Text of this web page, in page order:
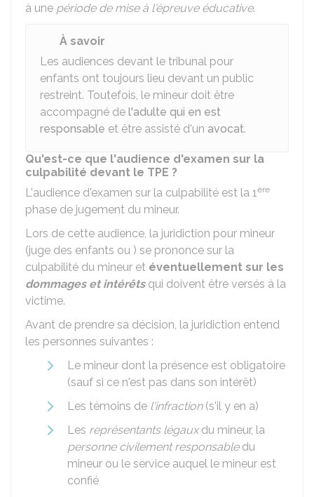
à une période de mise à l'épreuve éducative.
À savoir
Les audiences devant le tribunal pour
enfants ont toujours lieu devant un public
restreint. Toutefois, le mineur doit être
accompagné de l'adulte qui en est
responsable et être assisté d'un avocat.
Qu'est-ce que l'audience d'examen sur la
culpabilité devant le TPE ?
L'audience d'examen sur la culpabilité est la 1ère
phase de jugement du mineur.
Lors de cette audience, la juridiction pour mineur
(juge des enfants ou ) se prononce sur la
culpabilité du mineur et éventuellement sur les
dommages et intérêts qui doivent être versés à la
victime.
Avant de prendre sa décision, la juridiction entend
les personnes suivantes :
Le mineur dont la présence est obligatoire
(sauf si ce n'est pas dans son intérêt)
Les témoins de l'infraction(s'il y en a)
Les représentants légauxdu mineur, la
personne civilement responsabledu
mineur ou le service auquel le mineur est
confié